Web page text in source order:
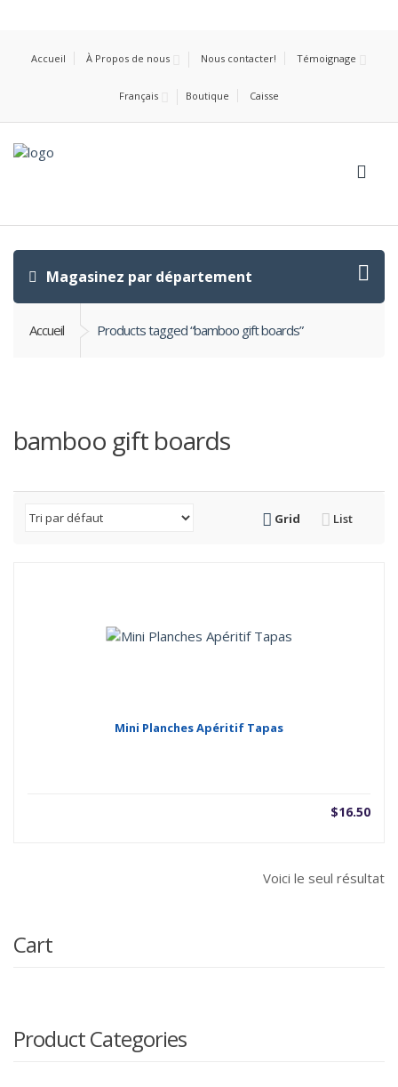
Accueil À Propos de nous Nous contacter! Témoignage
Français Boutique Caisse
Magasinez par département
Accueil Products tagged “bamboo gift boards”
bamboo gift boards
Grid List
Mini Planches Apéritif Tapas
$16.50
Voici le seul résultat
Cart
Product Categories